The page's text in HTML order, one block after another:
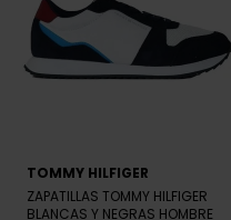
TOMMY HILFIGER
ZAPATILLAS TOMMY HILFIGER
BLANCAS Y NEGRAS HOMBRE